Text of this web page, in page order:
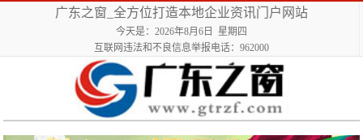
广东之窗_全方位打造本地企业资讯门户网站
今天是：2026年8月6日 星期四
互联网违法和不良信息举报电话：962000